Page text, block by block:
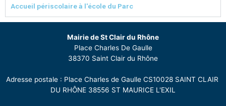
Accueil périscolaire à l'école du Parc
Mairie de St Clair du Rhône
Place Charles De Gaulle
38370 Saint Clair du Rhône
Adresse postale : Place Charles de Gaulle CS10028 SAINT CLAIR
DU RHÔNE 38556 ST MAURICE L'EXIL